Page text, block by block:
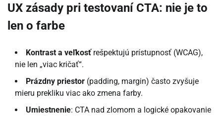
UX zásady pri testovaní CTA: nie je to
len o farbe
Kontrast a veľkosťrešpektujú prístupnosť (WCAG),
nie len „viac kričať“.
Prázdny priestor (padding, margin) často zvyšuje
mieru prekliku viac ako zmena farby.
Umiestnenie: CTA nad zlomom a logické opakovanie